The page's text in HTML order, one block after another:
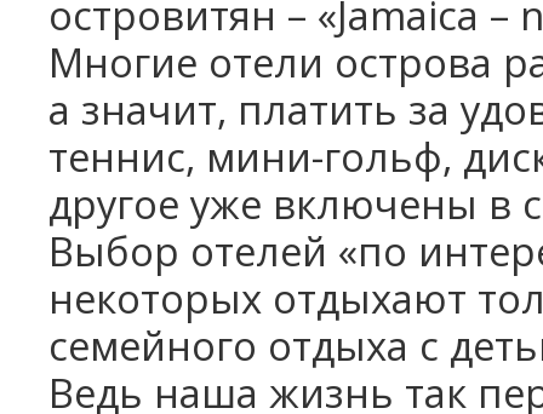
островитян – «Jamaica –
Многие отели острова
а значит, платить за
теннис, мини-гольф,
другое уже включены в
Выбор отелей «по
некоторых отдыхают
семейного отдыха с
Ведь наша жизнь так